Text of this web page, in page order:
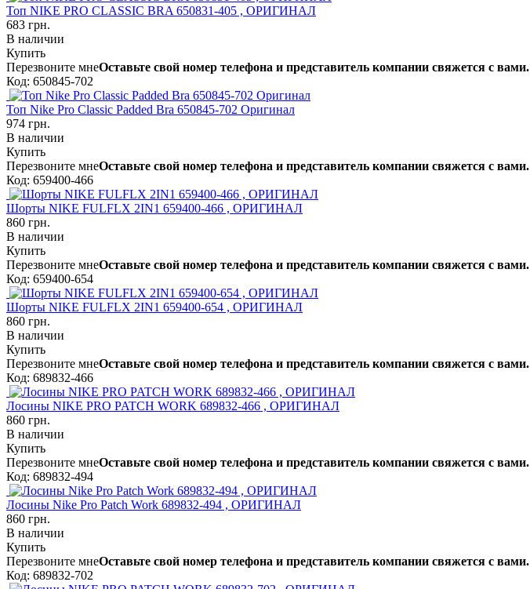
Топ NIKE PRO CLASSIC BRA 650831-405 , ОРИГИНАЛ
683 грн.
В наличии
Купить
Перезвоните мнеОставьте свой номер телефона и представитель компании свяжется с вами.
Код: 650845-702
Топ Nike Pro Classic Padded Bra 650845-702 Оригинал
974 грн.
В наличии
Купить
Перезвоните мнеОставьте свой номер телефона и представитель компании свяжется с вами.
Код: 659400-466
Шорты NIKE FULFLX 2IN1 659400-466 , ОРИГИНАЛ
860 грн.
В наличии
Купить
Перезвоните мнеОставьте свой номер телефона и представитель компании свяжется с вами.
Код: 659400-654
Шорты NIKE FULFLX 2IN1 659400-654 , ОРИГИНАЛ
860 грн.
В наличии
Купить
Перезвоните мнеОставьте свой номер телефона и представитель компании свяжется с вами.
Код: 689832-466
Лосины NIKE PRO PATCH WORK 689832-466 , ОРИГИНАЛ
860 грн.
В наличии
Купить
Перезвоните мнеОставьте свой номер телефона и представитель компании свяжется с вами.
Код: 689832-494
Лосины Nike Pro Patch Work 689832-494 , ОРИГИНАЛ
860 грн.
В наличии
Купить
Перезвоните мнеОставьте свой номер телефона и представитель компании свяжется с вами.
Код: 689832-702